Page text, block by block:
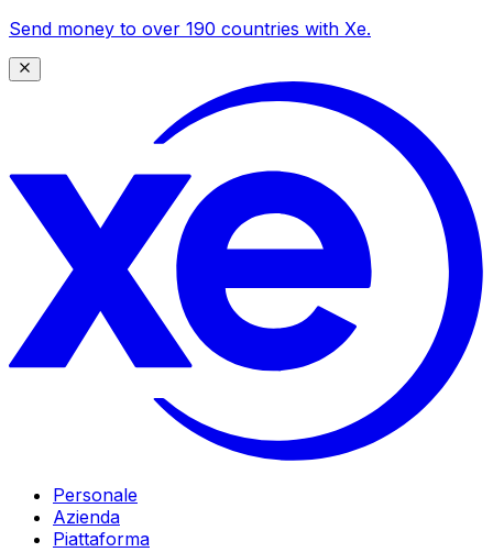
Send money to over 190 countries with Xe.
Personale
Azienda
Piattaforma